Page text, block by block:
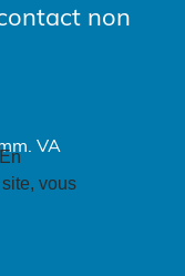
vous
non
VA